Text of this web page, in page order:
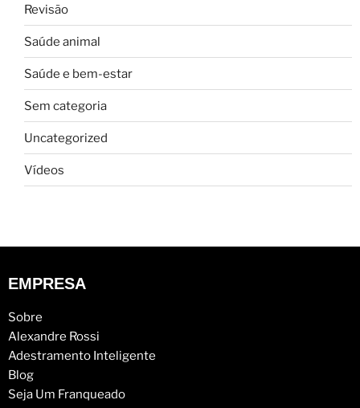
Revisão
Saúde animal
Saúde e bem-estar
Sem categoria
Uncategorized
Vídeos
EMPRESA
Sobre
Alexandre Rossi
Adestramento Inteligente
Blog
Seja Um Franqueado